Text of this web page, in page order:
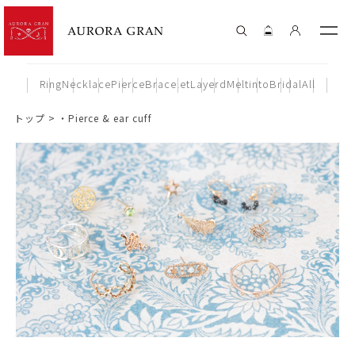
RingNecklacePierceBraceletLayerdMeltintoBridalAll
トップ ・Pierce & ear cuff